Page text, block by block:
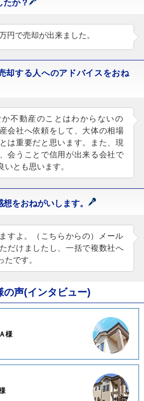
たか？
円で売却が出来ました。
却する人へのアドバイスをおね
不動産のことはわからないの
会社へ依頼をして、大体の相場
は重要だと思います。また、現
会うことで信用が出来る会社で
いとも思います。
をおねがいします。
すよ。（こちらからの）メール
だけましたし、一括で複数社へ
たです。
の声(インタビュー)
様